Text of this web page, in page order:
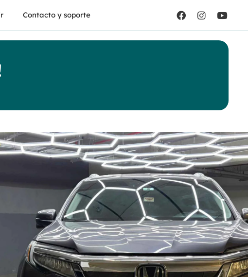
Contacto y soporte
32,000
30,500